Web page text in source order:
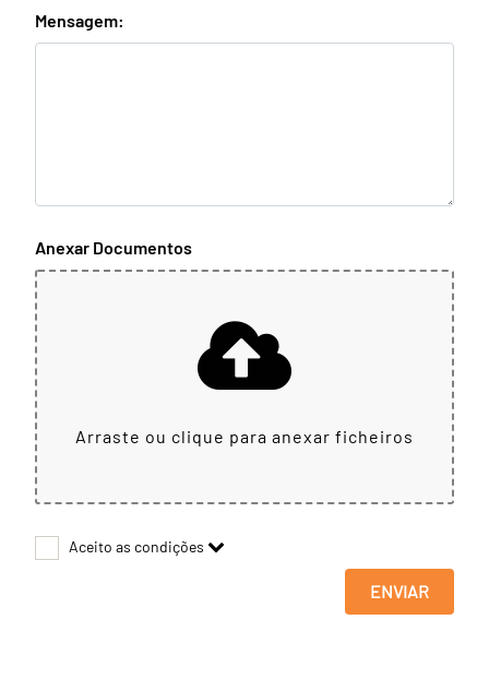
Mensagem:
Anexar Documentos
Arraste ou clique para anexar ficheiros
Aceito as condições
ENVIAR